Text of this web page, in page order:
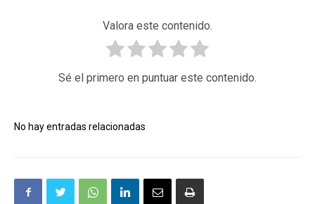
Valora este contenido.
Sé el primero en puntuar este contenido.
No hay entradas relacionadas